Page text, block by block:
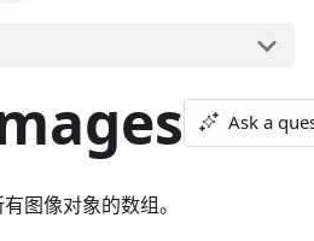
Ask a
图像对象的数组。